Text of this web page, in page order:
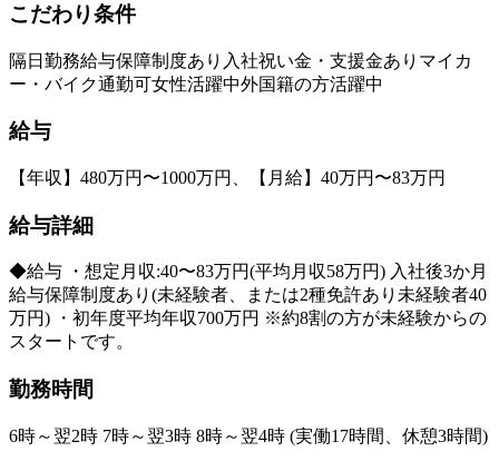
こだわり条件
隔日勤務給与保障制度あり 入社祝い金・支援金あり マイカ
ー・バイク通勤可女性活躍中外国籍の方活躍中
給与
【年収】480万円〜1000万円、【月給】40万円〜83万円
給与詳細
◆給与 ・想定月収:40〜83万円(平均月収58万円) 入社後3か月
給与保障制度あり(未経験者、または2種免許あり未経験者40
万円) ・初年度平均年収700万円 ※約8割の方が未経験からの
スタートです。
勤務時間
6時～翌2時 7時～翌3時 8時～翌4時 (実働17時間、休憩3時間)